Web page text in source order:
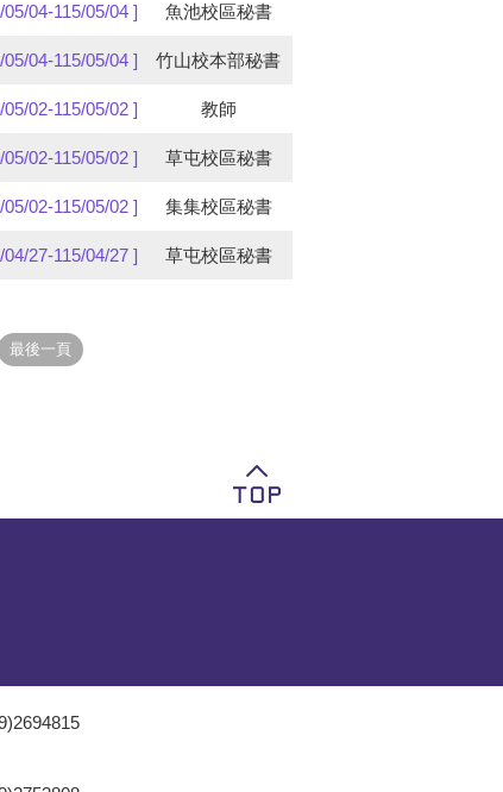
05/04-115/05/04 ] 魚池校區秘書
05/04-115/05/04 ] 竹山校本部秘書
05/02-115/05/02 ] 教師
05/02-115/05/02 ] 草屯校區秘書
05/02-115/05/02 ] 集集校區秘書
04/27-115/04/27 ] 草屯校區秘書